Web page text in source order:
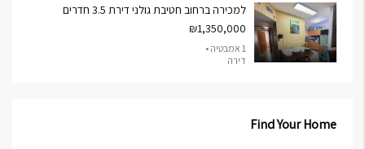
למכירה ברחוב חטיבת גולני דירת 3.5 חדרים
₪1,350,000
1 אמבטיה •
דירה
Find Your Home